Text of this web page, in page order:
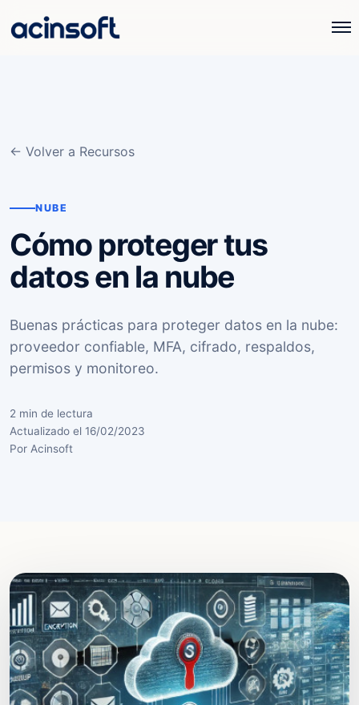
← Volver a Recursos
NUBE
Cómo proteger tus
datos en la nube
Buenas prácticas para proteger datos en la nube:
proveedor confiable, MFA, cifrado, respaldos,
permisos y monitoreo.
2 min de lectura
Actualizado el 16/02/2023
Por Acinsoft